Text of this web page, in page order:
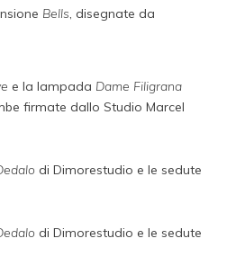
Bells, disegnate da
e la lampada Dame Filigrana
firmate dallo Studio Marcel
di Dimorestudio e le sedute
di Dimorestudio e le sedute